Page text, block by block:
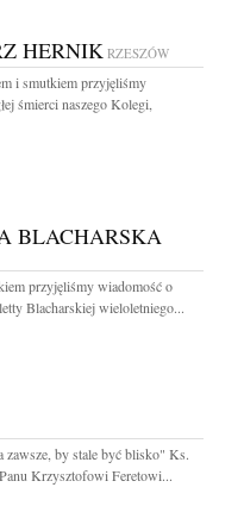
HERNIK RZESZÓW
i smutkiem przyjęliśmy
śmierci naszego Kolegi,
BLACHARSKA
przyjęliśmy wiadomość o
Blacharskiej wieloletniego...
zawsze, by stale być blisko" Ks.
Krzysztofowi Feretowi...